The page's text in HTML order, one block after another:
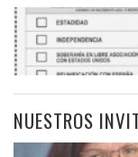
NUESTROS